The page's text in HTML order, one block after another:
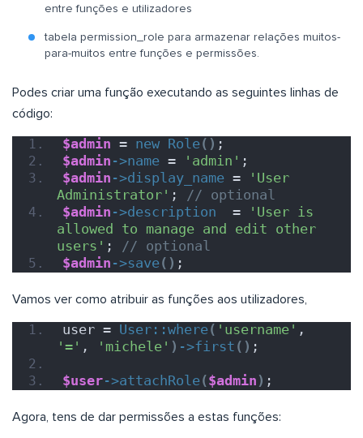
entre funções e utilizadores
tabela permission_role para armazenar relações muitos-
para-muitos entre funções e permissões.
Podes criar uma função executando as seguintes linhas de
código:
$admin = new Role() ;
$admin ->name = 'admin' ;
$admin ->display_name =
'User
Administrator' ; // optional
$admin ->description
  =
'User is
allowed to manage and edit other
users' ; // optional
$admin ->save() ;
Vamos ver como atribuir as funções aos utilizadores,
user = User::where( 'username'
'=' , 'michele' ) ->first () ;
$user->attachRole($admin ) ;
Agora, tens de dar permissões a estas funções: